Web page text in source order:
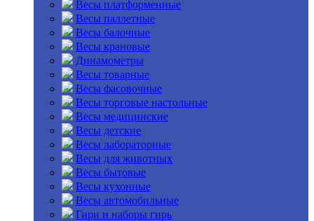
Весы платформенные
Весы паллетные
Весы балочные
Весы крановые
Динамометры
Весы товарные
Весы фасовочные
Весы торговые настольные
Весы медицинские
Весы детские
Весы лабораторные
Весы для животных
Весы бытовые
Весы кухонные
Весы автомобильные
Гири и наборы гирь